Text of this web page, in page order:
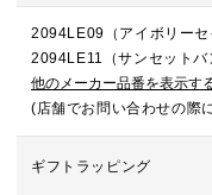
2094LE09（アイボリーセ
2094LE11（サンセットバ
他のメーカー品番を表示す
(店舗でお問い合わせの際
ギフトラッピング